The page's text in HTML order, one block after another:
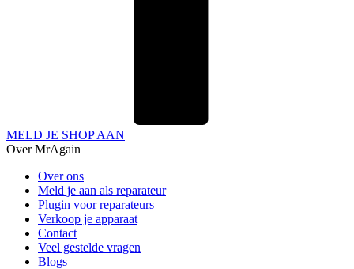
MELD JE SHOP AAN
Over MrAgain
Over ons
Meld je aan als reparateur
Plugin voor reparateurs
Verkoop je apparaat
Contact
Veel gestelde vragen
Blogs